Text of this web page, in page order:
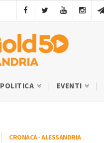
POLITICA EVENTI
CRONACA-ALESSANDRIA